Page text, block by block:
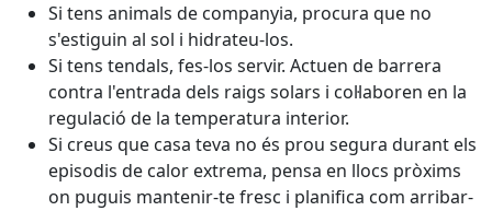
Si tens animals de companyia, procura que no
s'estiguin al sol i hidrateu-los.
Si tens tendals, fes-los servir. Actuen de barrera
contra l'entrada dels raigs solars i col·laboren en la
regulació de la temperatura interior.
Si creus que casa teva no és prou segura durant els
episodis de calor extrema, pensa en llocs pròxims
on puguis mantenir-te fresc i planifica com arribar-